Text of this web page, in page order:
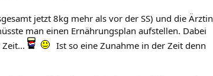
jetzt 8kg mehr als vor der SS) und die Ärztin
man einen Ernährungsplan aufstellen. Dabei
Ist so eine Zunahme in der Zeit denn